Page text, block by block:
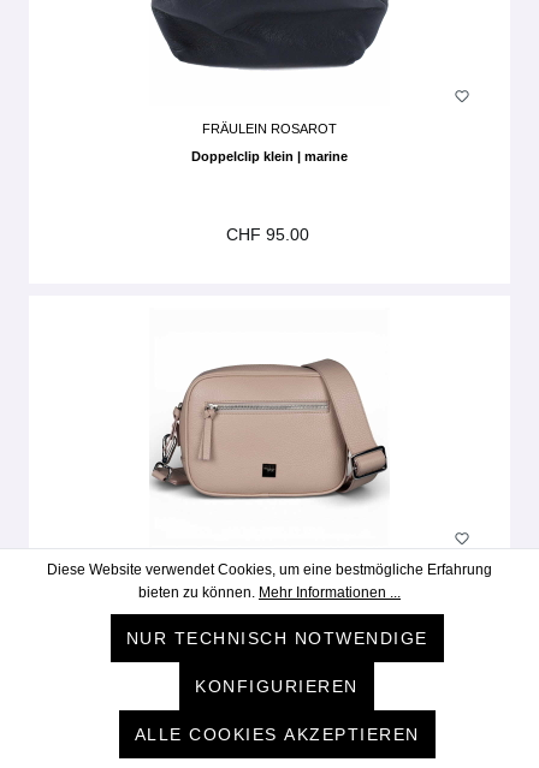
FRÄULEIN ROSAROT
Doppelclip klein | marine
CHF 95.00
0714
9653 Haven | nude
CHF 299.00
Diese Website verwendet Cookies, um eine bestmögliche Erfahrung
bieten zu können. Mehr Informationen ...
NUR TECHNISCH NOTWENDIGE
KONFIGURIEREN
ALLE COOKIES AKZEPTIEREN